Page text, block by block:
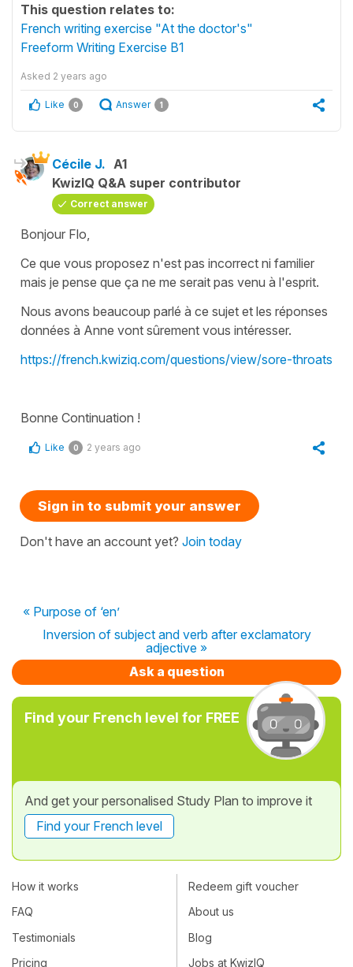
This question relates to:
French writing exercise "At the doctor's"
Freeform Writing Exercise B1
Asked 2 years ago
Like 0 Answer 1
Cécile J. A1
KwizIQ Q&A super contributor
Correct answer
Bonjour Flo,
Ce que vous proposez n'est pas incorrect ni familier
mais je pense que ça ne me serait pas venu à l'esprit.
Nous avons beaucoup parlé à ce sujet et les réponses
données à Anne vont sûrement vous intéresser.
https://french.kwiziq.com/questions/view/sore-throats
Bonne Continuation !
Like 0 2 years ago
Sign in to submit your answer
Don't have an account yet? Join today
« Purpose of ‘en’
Inversion of subject and verb after exclamatory
adjective »
Ask a question
Find your French level for FREE
And get your personalised Study Plan to improve it
Find your French level
How it works
FAQ
Testimonials
Pricing
Redeem gift voucher
About us
Blog
Jobs at KwizIQ